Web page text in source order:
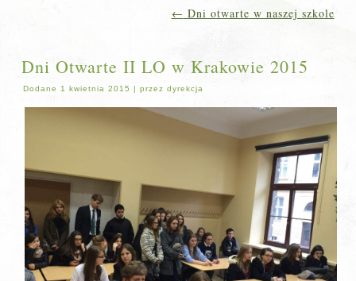
← Dni otwarte w naszej szkole
Dni Otwarte II LO w Krakowie 2015
Dodane 1 kwietnia 2015 |przez dyrekcja